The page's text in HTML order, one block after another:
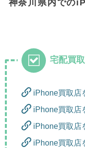
神奈川県内での
宅配買
iPhone買取店
iPhone買取店
iPhone買取店
iPhone買取店